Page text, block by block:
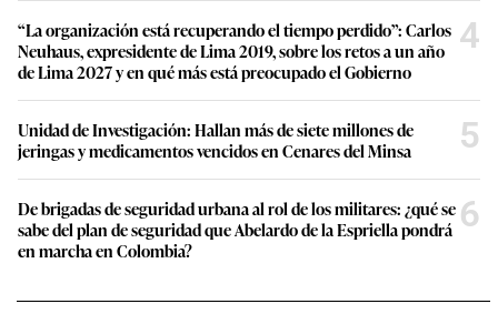
“La organización está recuperando el tiempo perdido”: Carlos
Neuhaus, expresidente de Lima 2019, sobre los retos a un año
de Lima 2027 y en qué más está preocupado el Gobierno
4
Unidad de Investigación: Hallan más de siete millones de
jeringas y medicamentos vencidos en Cenares del Minsa
5
De brigadas de seguridad urbana al rol de los militares: ¿qué se
sabe del plan de seguridad que Abelardo de la Espriella pondrá
en marcha en Colombia?
6